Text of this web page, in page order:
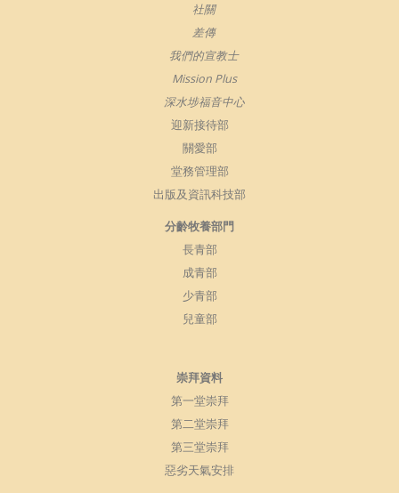
社關
差傳
我們的宣教士
Mission Plus
深水埗福音中心
迎新接待部
關愛部
堂務管理部
出版及資訊科技部
分齡牧養部門
長青部
成青部
少青部
兒童部
崇拜資料
第一堂崇拜
第二堂崇拜
第三堂崇拜
惡劣天氣安排